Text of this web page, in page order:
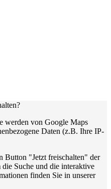
werden von Google Maps
Daten (z.B. Ihre IP-
Button "Jetzt freischalten" der
Suche und die interaktive
finden Sie in unserer